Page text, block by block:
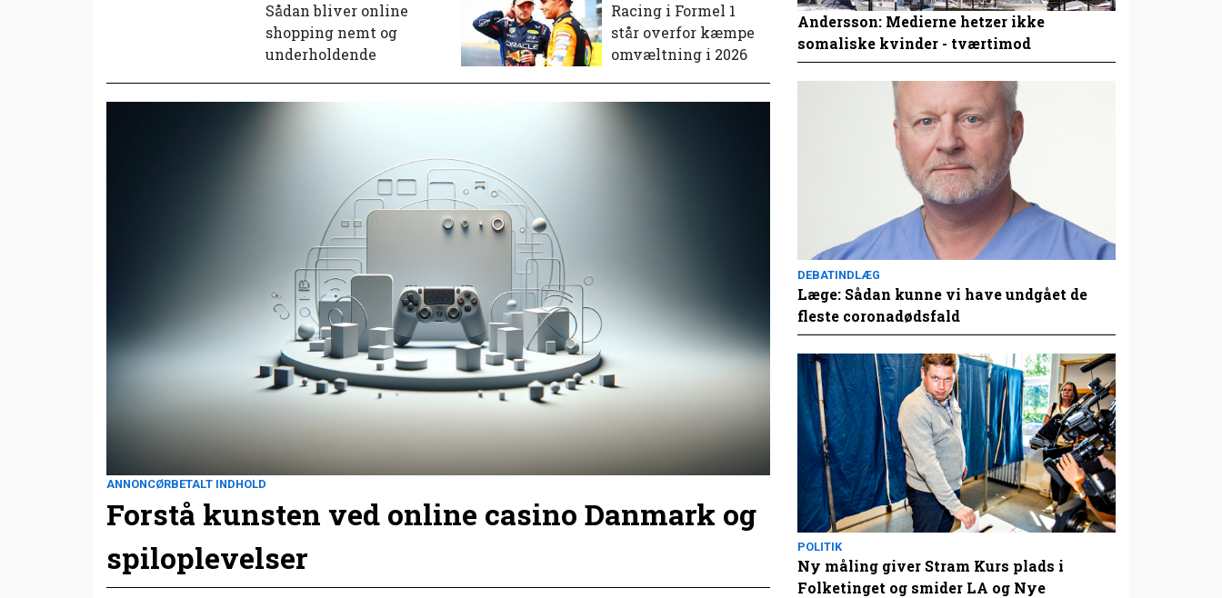
Sådan bliver online
shopping nemt og
underholdende
Racing i Formel 1
står overfor kæmpe
omvæltning i 2026
ANNONCØRBETALT INDHOLD
Forstå kunsten ved online casino Danmark og
spiloplevelser
Andersson: Medierne hetzer ikke
somaliske kvinder - tværtimod
DEBATINDLÆG
Læge: Sådan kunne vi have undgået de
fleste coronadødsfald
POLITIK
Ny måling giver Stram Kurs plads i
Folketinget og smider LA og Nye